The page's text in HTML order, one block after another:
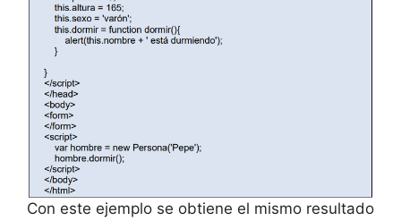
Con este ejemplo se obtiene el mismo resultado